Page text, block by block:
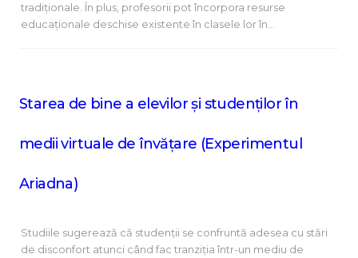
tradiționale. În plus, profesorii pot încorpora resurse
educaționale deschise existente în clasele lor în…
Starea de bine a elevilor și studenților în
medii virtuale de învățare (Experimentul
Ariadna)
Studiile sugerează că studenții se confruntă adesea cu stări
de disconfort atunci când fac tranziția într-un mediu de